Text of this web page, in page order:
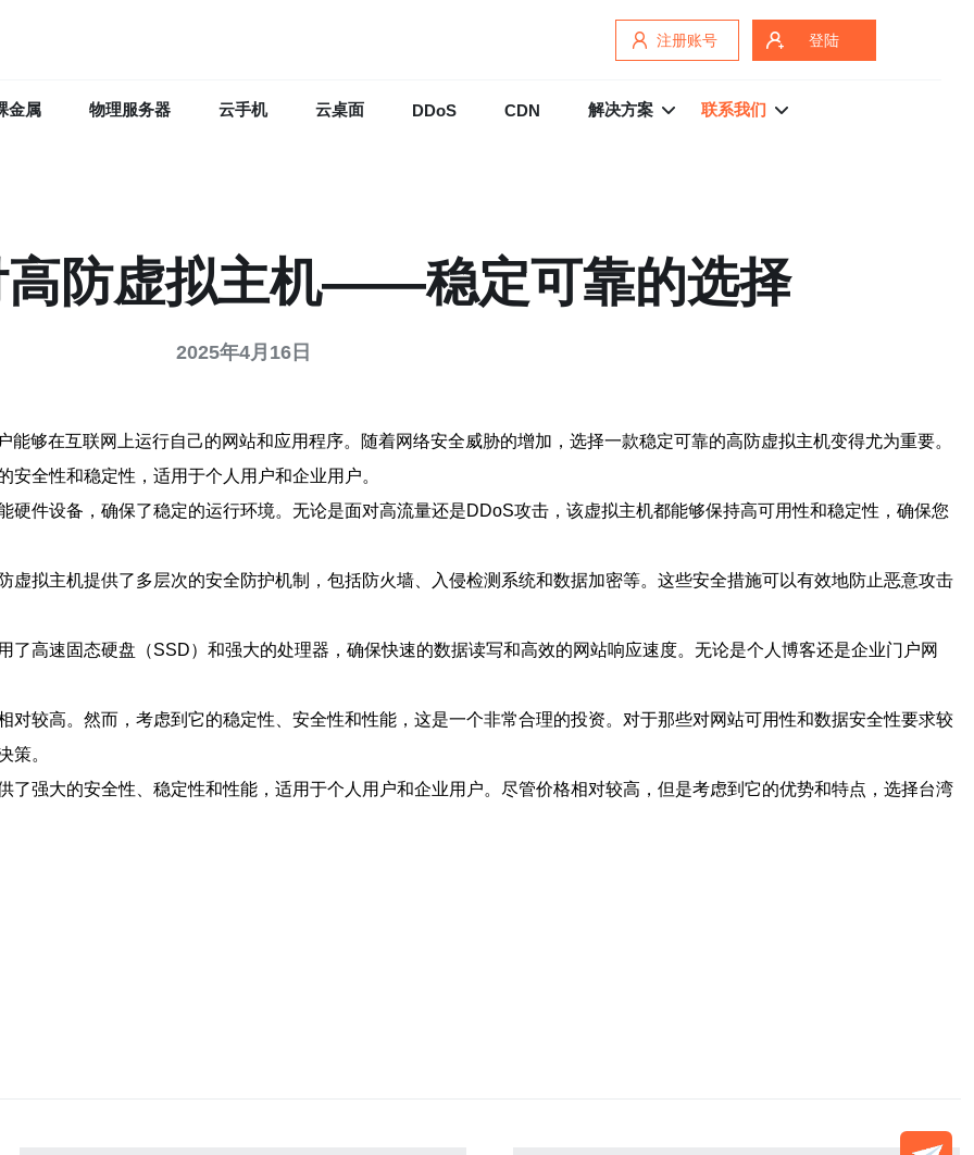
注册账号 登陆
金属 物理服务器 云手机 云桌面 DDoS CDN 解决方案 联系我们
高防虚拟主机——稳定可靠的选择
2025年4月16日
够在互联网上运行自己的网站和应用程序。随着网络安全威胁的增加，选择一款稳定可靠的高防虚拟主机变得尤为重要。
全性和稳定性，适用于个人用户和企业用户。
件设备，确保了稳定的运行环境。无论是面对高流量还是DDoS攻击，该虚拟主机都能够保持高可用性和稳定性，确保您
拟主机提供了多层次的安全防护机制，包括防火墙、入侵检测系统和数据加密等。这些安全措施可以有效地防止恶意攻击
高速固态硬盘（SSD）和强大的处理器，确保快速的数据读写和高效的网站响应速度。无论是个人博客还是企业门户网
较高。然而，考虑到它的稳定性、安全性和性能，这是一个非常合理的投资。对于那些对网站可用性和数据安全性要求较
策。
强大的安全性、稳定性和性能，适用于个人用户和企业用户。尽管价格相对较高，但是考虑到它的优势和特点，选择台湾